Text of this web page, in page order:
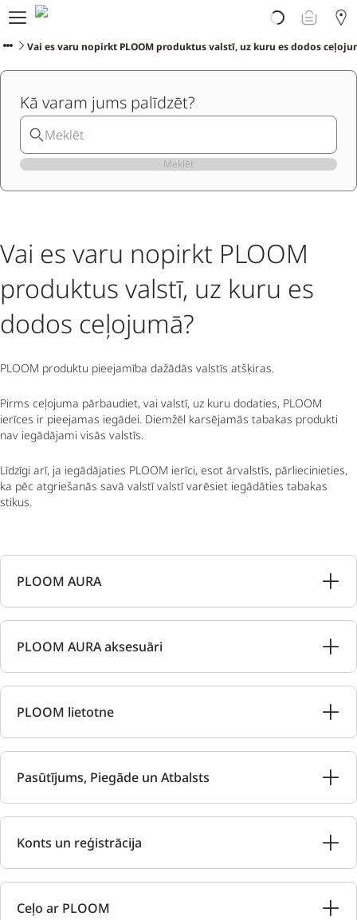
Par PLOOM AURA
Veikals
PLOOM klubs
Jaunumi
Apmaiņa
PLOOM lietotne
Vai es varu nopirkt PLOOM produktus valstī, uz kuru es dodos
Kā varam jums palīdzēt?
Meklēt
Vai es varu nopirkt PLOOM
produktus valstī, uz kuru es
dodos ceļojumā?
PLOOM produktu pieejamība dažādās valstīs atšķiras.
Pirms ceļojuma pārbaudiet, vai valstī, uz kuru dodaties, PLOOM
ierīces ir pieejamas iegādei. Diemžēl karsējamās tabakas produkti
nav iegādājami visās valstīs.
Līdzīgi arī, ja iegādājaties PLOOM ierīci, esot ārvalstīs, pārliecinieties,
ka pēc atgriešanās savā valstī valstī varēsiet iegādāties tabakas
stikus.
PLOOM AURA
PLOOM AURA aksesuāri
PLOOM lietotne
Pasūtījums, Piegāde un Atbalsts
Konts un reģistrācija
Ceļo ar PLOOM